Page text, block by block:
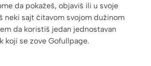
da pokažeš, objaviš ili u svoje
neki sajt čitavom svojom dužinom
da koristiš jedan jednostavan
koji se zove Gofullpage.